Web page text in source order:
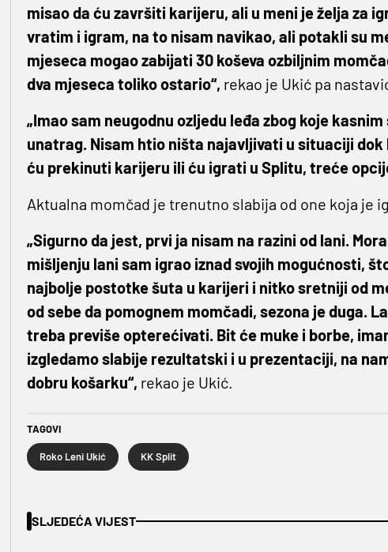
misao da ću završiti karijeru, ali u meni je želja za
vratim i igram, na to nisam navikao, ali potakli su
mjeseca mogao zabijati 30 koševa ozbiljnim
dva mjeseca toliko ostario“, rekao je Ukić pa
„Imao sam neugodnu ozljedu leđa zbog koje
unatrag. Nisam htio ništa najavljivati u situaciji
ću prekinuti karijeru ili ću igrati u Splitu, treće
Aktualna momčad je trenutno slabija od one koja je
„Sigurno da jest, prvi ja nisam na razini od lani.
mišljenju lani sam igrao iznad svojih mogućnosti,
najbolje postotke šuta u karijeri i nitko sretniji od
od sebe da pomognem momčadi, sezona je duga.
treba previše opterećivati. Bit će muke i borbe,
izgledamo slabije rezultatski i u prezentaciji, na
dobru košarku“, rekao je Ukić.
TAGOVI
Roko Leni Ukić KK Split
SLJEDEĆA VIJEST